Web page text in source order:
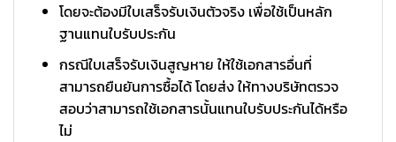
โดยจะต้องมีใบเสร็จรับเงินตัวจริง เพื่อใช้เป็นหลัก
ฐานแทนใบรับประกัน
กรณีใบเสร็จรับเงินสูญหาย ให้ใช้เอกสารอื่นที่
สามารถยืนยันการซื้อได้ โดยส่ง ให้ทางบริษัทตรวจ
สอบว่าสามารถใช้เอกสารนั้นแทนใบรับประกันได้หรือ
ไม่